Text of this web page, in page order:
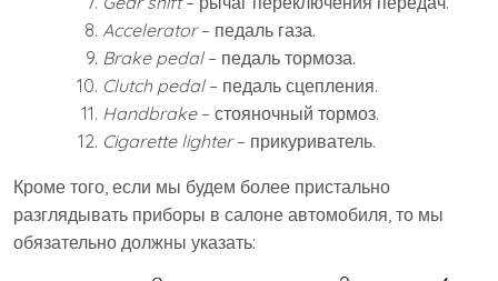
Accelerator– педаль газа.
Brake pedal– педаль тормоза.
Clutch pedal– педаль сцепления.
Handbrake– стояночный тормоз.
Cigarette lighter– прикуриватель.
Кроме того, если мы будем более пристально
разглядывать приборы в салоне автомобиля, то мы
обязательно должны указать: